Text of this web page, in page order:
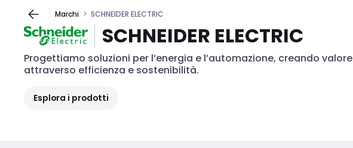
Marchi SCHNEIDER ELECTRIC
SCHNEIDER ELECTRIC
Progettiamo soluzioni per l’energia e l’automazione, creando valore
attraverso efficienza e sostenibilità.
Esplora i prodotti